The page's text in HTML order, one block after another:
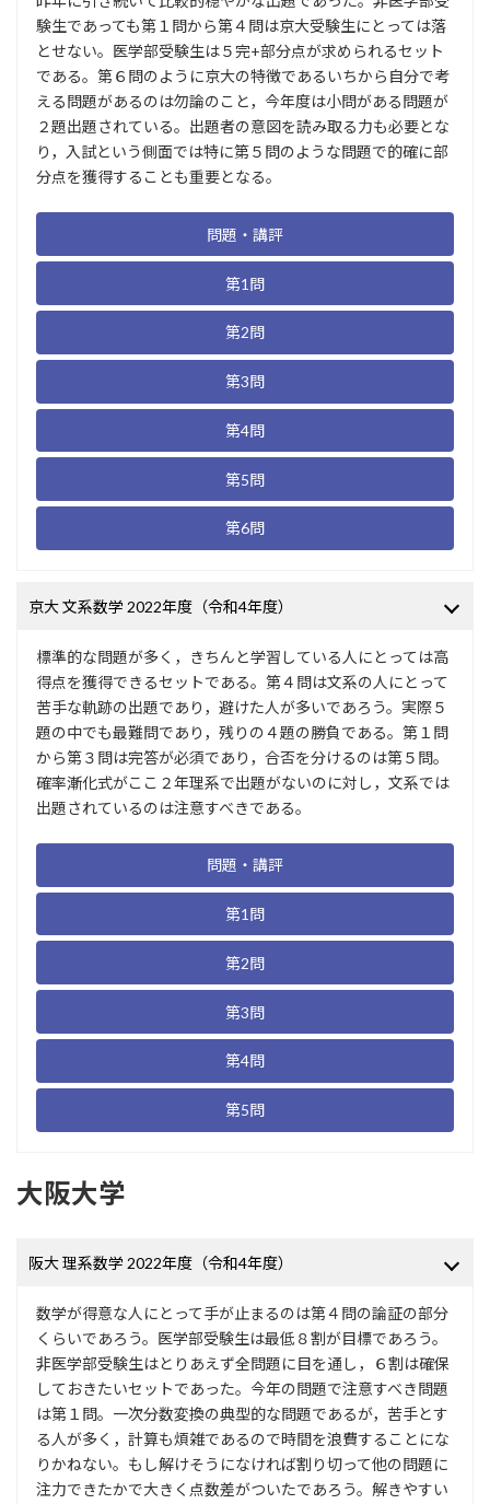
験生であっても第１問から第４問は京大受験生にとっては落
とせない。医学部受験生は５完+部分点が求められるセット
である。第６問のように京大の特徴であるいちから自分で考
える問題があるのは勿論のこと，今年度は小問がある問題が
２題出題されている。出題者の意図を読み取る力も必要とな
り，入試という側面では特に第５問のような問題で的確に部
分点を獲得することも重要となる。
問題・講評
第1問
第2問
第3問
第4問
第5問
第6問
京大 文系数学 2022年度（令和4年度）
標準的な問題が多く，きちんと学習している人にとっては高
得点を獲得できるセットである。第４問は文系の人にとって
苦手な軌跡の出題であり，避けた人が多いであろう。実際５
題の中でも最難問であり，残りの４題の勝負である。第１問
から第３問は完答が必須であり，合否を分けるのは第５問。
確率漸化式がここ２年理系で出題がないのに対し，文系では
出題されているのは注意すべきである。
問題・講評
第1問
第2問
第3問
第4問
第5問
大阪大学
阪大 理系数学 2022年度（令和4年度）
数学が得意な人にとって手が止まるのは第４問の論証の部分
くらいであろう。医学部受験生は最低８割が目標であろう。
非医学部受験生はとりあえず全問題に目を通し，６割は確保
しておきたいセットであった。今年の問題で注意すべき問題
は第１問。一次分数変換の典型的な問題であるが，苦手とす
る人が多く，計算も煩雑であるので時間を浪費することにな
りかねない。もし解けそうになければ割り切って他の問題に
注力できたかで大きく点数差がついたであろう。解きやすい